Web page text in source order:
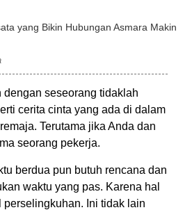
dengan seseorang tidaklah
cerita cinta yang ada di dalam
Terutama jika Anda dan
seorang pekerja.
berdua pun butuh rencana dan
waktu yang pas. Karena hal
perselingkuhan. Ini tidak lain